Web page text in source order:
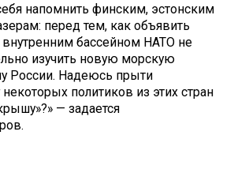
напомнить финским, эстонским
перед тем, как объявить
бассейном НАТО не
изучить новую морскую
России. Надеюсь прыти
некоторых политиков из этих стран
— задается